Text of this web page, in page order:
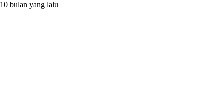
10 bulan yang lalu